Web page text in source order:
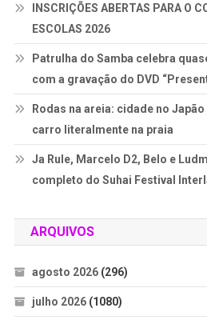
INSCRIÇÕES ABERTAS PARA O
ESCOLAS 2026
Patrulha do Samba celebra
com a gravação do DVD
Rodas na areia: cidade no
carro literalmente na praia
Ja Rule, Marcelo D2, Belo e
completo do Suhai Festival
ARQUIVOS
agosto 2026(296)
julho 2026(1080)